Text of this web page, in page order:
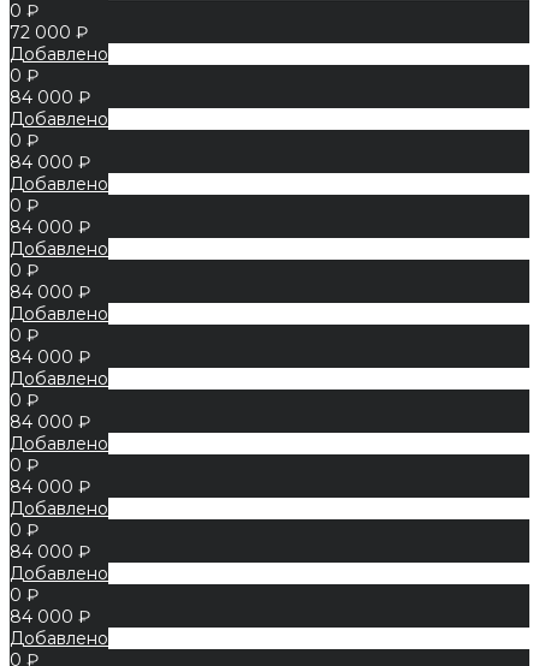
0 ₽
72 000 ₽
Добавлено
0 ₽
84 000 ₽
Добавлено
0 ₽
84 000 ₽
Добавлено
0 ₽
84 000 ₽
Добавлено
0 ₽
84 000 ₽
Добавлено
0 ₽
84 000 ₽
Добавлено
0 ₽
84 000 ₽
Добавлено
0 ₽
84 000 ₽
Добавлено
0 ₽
84 000 ₽
Добавлено
0 ₽
84 000 ₽
Добавлено
0 ₽